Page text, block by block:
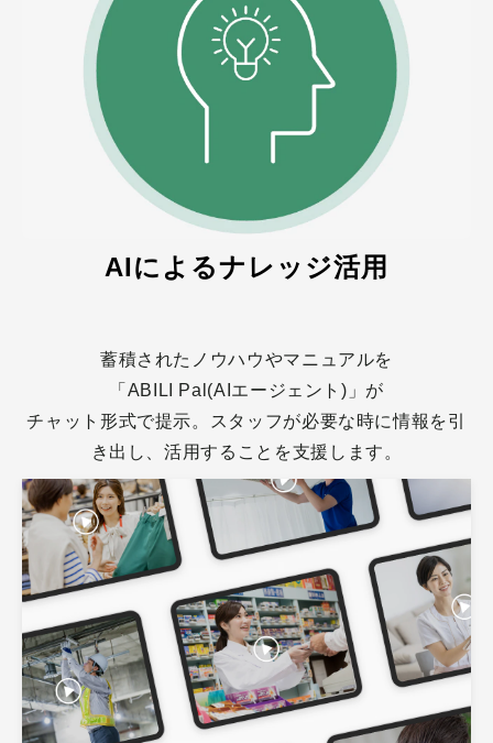
AIによるナレッジ活用
蓄積されたノウハウやマニュアルを
「ABILI Pal(AIエージェント)」が
チャット形式で提示。スタッフが必要な時に情報を引
き出し、活用することを支援します。